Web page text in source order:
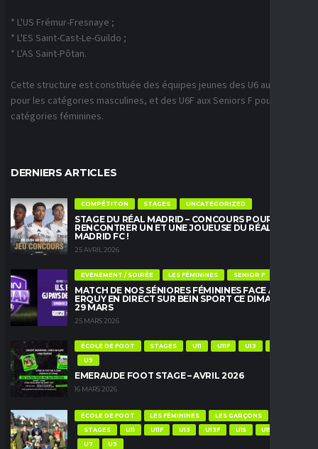
* L'US Frémur-Fresnaye ;
* L'ES Saint-Cast-Le-Guildo ;
* L'AS Saint-Pôtan.
Cette structure est constituée des équipes jeunes des U6 aux U18
pour les catégories masculines, et des U6F aux Seniors F pour les
catégories féminines.
DERNIERS ARTICLES
COMPÉTITON STAGES UNCATEGORIZED
STAGE DU RÉAL MADRID – CONCOURS POUR
RENCONTRER UN ET UNE JOUEUSE DU RÉAL
MADRID FC !
25 AVRIL 2026
EVENEMENT / SOIRÉE LES FÉMININES SENIOR F
MATCH DE NOS SÉNIORES FÉMININES FACE À
ERQUY EN DIRECT SUR BEIN SPORT CE DIMANCHE
29 MARS
25 MARS 2026
ÉCOLE DE FOOT STAGES U11 U11F U13
U9
EMERAUDE FOOT STAGE – AVRIL 2026
16 MARS 2026
ÉCOLE DE FOOT LES FÉMININES
LES GARÇONS
STAGES
U11 U11F U13 U13F U15
U15F
U7
U9